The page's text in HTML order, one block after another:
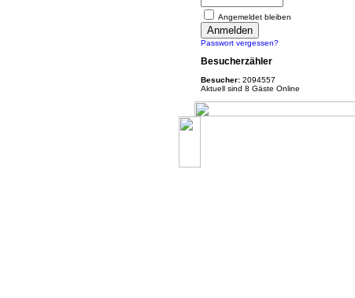
Angemeldet bleiben
Passwort vergessen?
Besucherzähler
Besucher:2094557
Aktuell sind 8 Gäste Online